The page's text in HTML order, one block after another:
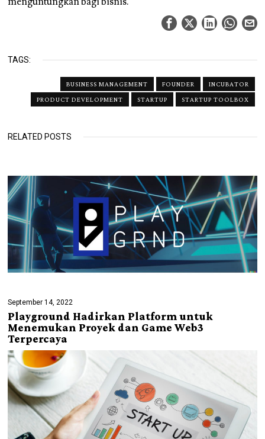
TAGS:
BUSINESS MANAGEMENT FOUNDER
INCUBATOR
PRODUCT DEVELOPMENT
STARTUP STARTUP TOOLBOX
RELATED POSTS
September 14, 2022
Playground Hadirkan Platform untuk
Menemukan Proyek dan Game Web3
Terpercaya